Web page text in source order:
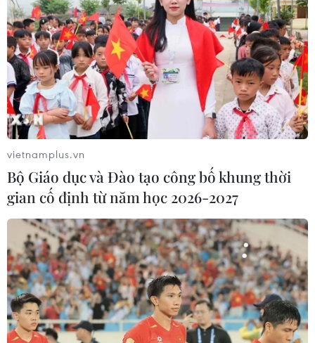
Thủ tướng Nguyễn Xuân Phúc và các đại biểu. (Ảnh: Thống
Nhất/TTXVN)
(TTXVN/Vietnam+)
vietnamplus.vn
Bộ Giáo dục và Đào tạo công bố khung thời
gian cố định từ năm học 2026-2027